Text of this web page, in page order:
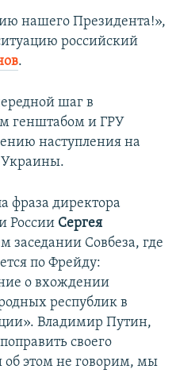
нашего Президента!»,
российский
.
шаг в
генштабом и ГРУ
наступления на
Украины.
фраза директора
России Сергея
заседании Совбеза, где
по Фрейду:
о вхождении
республик в
Владимир Путин,
своего
об этом не говорим, мы